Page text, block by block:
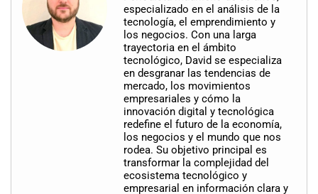
especializado en el análisis de la
tecnología, el emprendimiento y
los negocios. Con una larga
trayectoria en el ámbito
tecnológico, David se especializa
en desgranar las tendencias de
mercado, los movimientos
empresariales y cómo la
innovación digital y tecnológica
redefine el futuro de la economía,
los negocios y el mundo que nos
rodea. Su objetivo principal es
transformar la complejidad del
ecosistema tecnológico y
empresarial en información clara y